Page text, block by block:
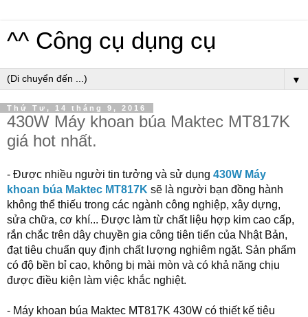
^^ Công cụ dụng cụ
▼
Thứ Tư, 14 tháng 9, 2016
430W Máy khoan búa Maktec MT817K
giá hot nhất.
- Được nhiều người tin tưởng và sử dụng 430W Máy
khoan búa Maktec MT817K sẽ là người bạn đồng hành
không thể thiếu trong các ngành công nghiệp, xây dựng,
sửa chữa, cơ khí... Được làm từ chất liệu hợp kim cao cấp,
rắn chắc trên dây chuyền gia công tiên tiến của Nhật Bản,
đạt tiêu chuẩn quy định chất lượng nghiêm ngặt. Sản phẩm
có độ bền bỉ cao, không bị mài mòn và có khả năng chịu
được điều kiện làm việc khắc nghiệt.
- Máy khoan búa Maktec MT817K 430W có thiết kế tiêu